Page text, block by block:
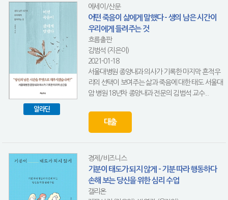
알라딘
에세이/산문
어떤 죽음이 삶에게 말했다 - 생의 남은 시간이
우리에게 들려주는 것
흐름출판
김범석 (지은이)
2021-01-18
서울대병원 종양내과 의사가 기록한 마지막 흔적우
리의 선택이 보여주는 삶과 죽음에 대한 태도 서울대
암 병원 18년차 종양내과 전문의 김범석 교수...
대출
경제/비즈니스
기분이 태도가 되지 않게 - 기분 따라 행동하다
손해 보는 당신을 위한 심리 수업
갤리온